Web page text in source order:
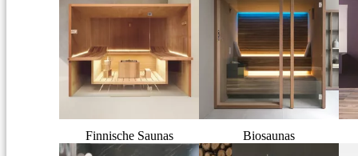
Finnische Saunas Biosaunas